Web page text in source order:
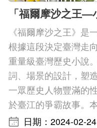
《福爾摩沙之王》是
根據這段決定臺灣走
重量級臺灣歷史小說
詞、場景的設計，塑
一眾歷史人物豐滿的
於臺江的爭霸故事。
日期：2024-02-